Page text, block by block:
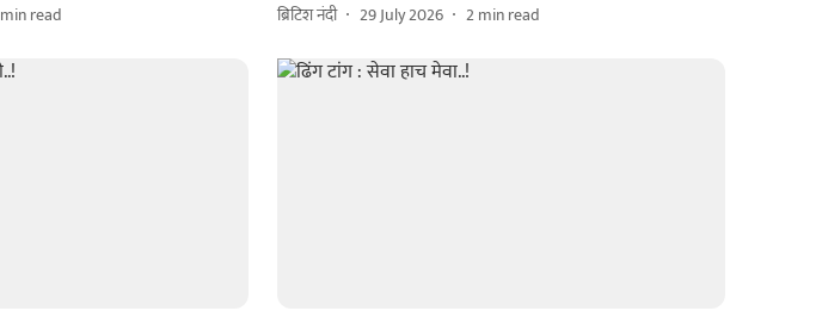
min read ब्रिटिश नंदी 29 July 2026 2min read